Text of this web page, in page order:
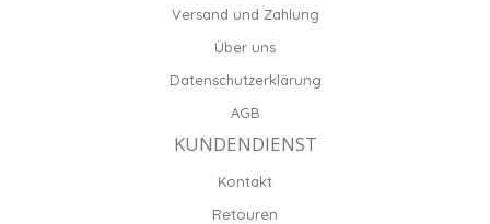
Versand und Zahlung
Über uns
Datenschutzerklärung
AGB
KUNDENDIENST
Kontakt
Retouren